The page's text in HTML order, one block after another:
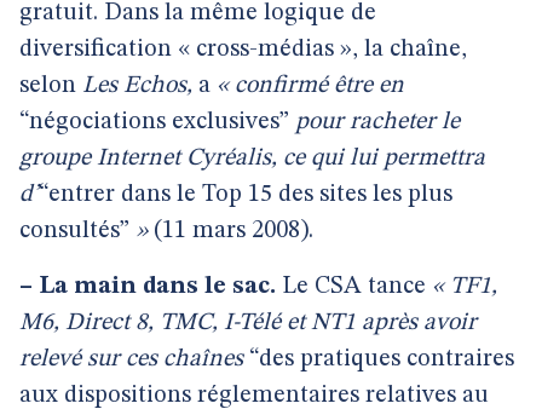
gratuit. Dans la même logique de
diversification « cross-médias », la chaîne,
selon Les Echos, a « confirmé être en
“négociations exclusives” pour racheter le
groupe Internet Cyréalis, ce qui lui permettra
d’“entrer dans le Top 15 des sites les plus
consultés” »(11 mars 2008).
– La main dans le sac. Le CSA tance « TF1,
M6, Direct 8, TMC, I-Télé et NT1 après avoir
relevé sur ces chaînes “des pratiques contraires
aux dispositions réglementaires relatives au